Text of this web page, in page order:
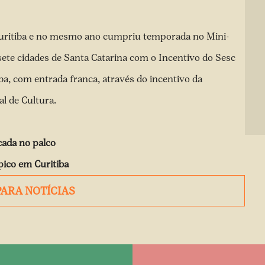
e no mesmo ano cumpriu temporada no Mini-
cidades de Santa Catarina com o Incentivo do Sesc
com entrada franca, através do incentivo da
de Cultura.
no palco
em Curitiba
NOTÍCIAS